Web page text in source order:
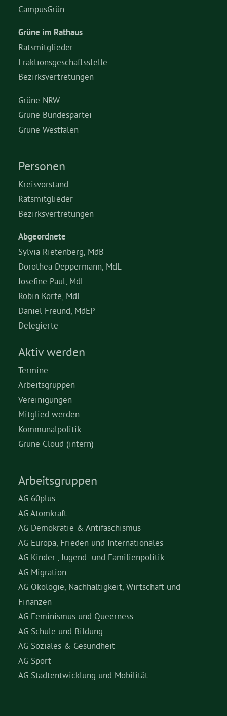
CampusGrün
Grüne im Rathaus
Ratsmitglieder
Fraktionsgeschäftsstelle
Bezirksvertretungen
Grüne NRW
Grüne Bundespartei
Grüne Westfalen
Personen
Kreisvorstand
Ratsmitglieder
Bezirksvertretungen
Abgeordnete
Sylvia Rietenberg, MdB
Dorothea Deppermann, MdL
Josefine Paul, MdL
Robin Korte, MdL
Daniel Freund, MdEP
Delegierte
Aktiv werden
Termine
Arbeitsgruppen
Vereinigungen
Mitglied werden
Kommunalpolitik
Grüne Cloud (intern)
Arbeitsgruppen
AG 60plus
AG Atomkraft
AG Demokratie & Antifaschismus
AG Europa, Frieden und Internationales
AG Kinder-, Jugend- und Familienpolitik
AG Migration
AG Ökologie, Nachhaltigkeit, Wirtschaft und
Finanzen
AG Feminismus und Queerness
AG Schule und Bildung
AG Soziales & Gesundheit
AG Sport
AG Stadtentwicklung und Mobilität